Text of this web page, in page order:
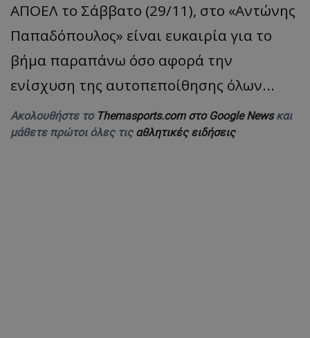
ΑΠΟΕΛ το Σάββατο (29/11), στο «Αντώνης
Παπαδόπουλος» είναι ευκαιρία για το
βήμα παραπάνω όσο αφορά την
ενίσχυση της αυτοπεποίθησης όλων...
Ακολουθήστε το Themasports.com στο Google Newsκαι
μάθετε πρώτοι όλες τις αθλητικές ειδήσεις